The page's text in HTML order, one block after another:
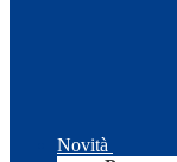
Novità